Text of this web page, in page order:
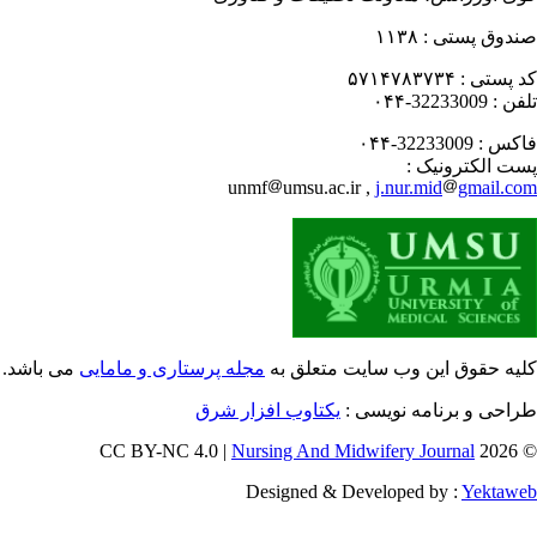
پستی : ۱۱۳۸
پستی : ۵۷۱۴۷۸۳۷۳۴
: 32233009-۰۴۴
: 32233009-۰۴۴
الکترونیک :
unmf
umsu.ac.ir ,j.nur.mid
حقوق این وب سایت متعلق بهمجله پرستاری و ماماییمی باشد.
و برنامه نویسی : یکتاوب افزار شرق
©
Nursing And Midwifery Journal
Designed & Developed by :